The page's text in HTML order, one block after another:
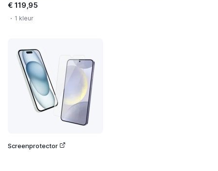
€ 119,95
1 kleur
Screenprotector